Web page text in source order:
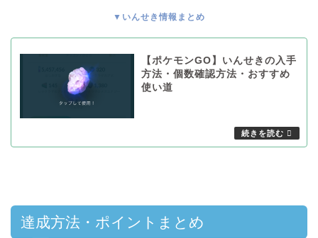
▼いんせき情報まとめ
【ポケモンGO】いんせきの入手
方法・個数確認方法・おすすめ
使い道
達成方法・ポイントまとめ